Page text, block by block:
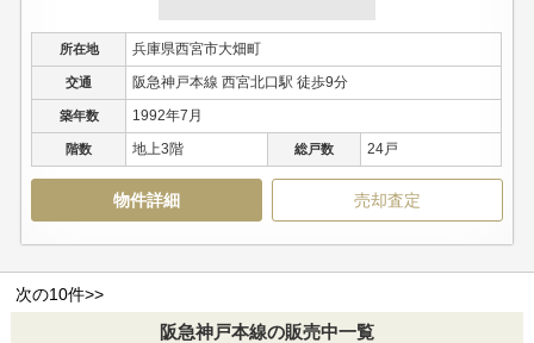
所在地 兵庫県西宮市大畑町
交通 阪急神戸本線 西宮北口駅 徒歩9分
築年数 1992年7月
階数 地上3階 総戸数 24戸
物件詳細 売却査定
次の10件>>
阪急神戸本線の販売中一覧